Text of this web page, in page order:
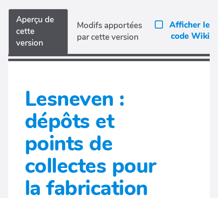
Aperçu de
cette
version
Modifs apportées
par cette version
Afficher le
code Wiki
Lesneven :
dépôts et
points de
collectes pour
la fabrication